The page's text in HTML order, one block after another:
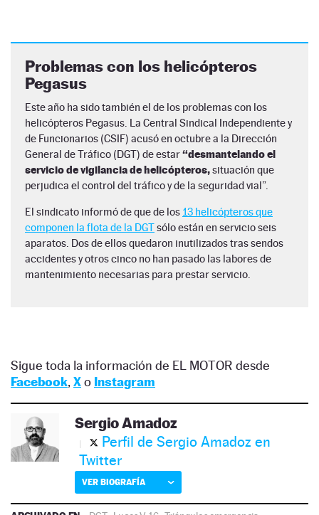
Problemas con los helicópteros
Pegasus
Este año ha sido también el de los problemas con los
helicópteros Pegasus. La Central Sindical Independiente y
de Funcionarios (CSIF) acusó en octubre a la Dirección
General de Tráfico (DGT) de estar“desmantelando el
servicio de vigilancia de helicópteros,situación que
perjudica el control del tráfico y de la seguridad vial”.
El sindicato informó de que de los 13 helicópteros que
componen la flota de la DGTsólo están en servicio seis
aparatos. Dos de ellos quedaron inutilizados tras sendos
accidentes y otros cinco no han pasado las labores de
mantenimiento necesarias para prestar servicio.
Sigue toda la información de EL MOTOR desde
Facebook, Xo Instagram
Sergio Amadoz
Perfil de Sergio Amadoz en
Twitter
VER BIOGRAFÍA